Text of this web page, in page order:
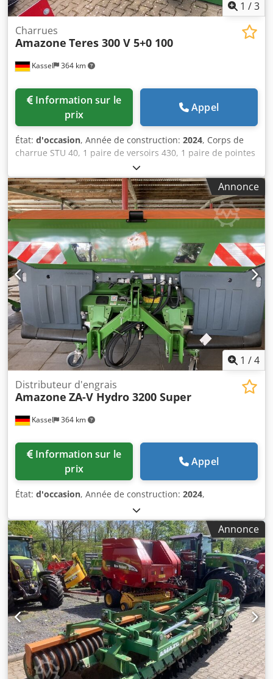
1 /3
Kassel 364 km
Charrues
Amazone Teres 300 V 5+0 100
prix
Appel
État: d'occasion, Année de construction: 2024, Corps de
charrue STU 40, 1 paire de versoirs 430, 1 paire de pointes
de soc HD, 1 paire de tiges d’avant-labour pour hauteur de
cadre 80 mm pour sécurité hydraulique contre les
surcharges, avant-labour M2, 1 paire de supports de
rasettes, rasette disque D 500 crantée avec protège-pièce
d’appui, 1 paire, montage de corps compris. Credjt A
Udyepfx Aafjf
Annonce
1 /4
Kassel 364 km
Distributeur d'engrais
Amazone ZA-V Hydro 3200 Super
prix
Appel
État: d'occasion, Année de construction: 2024,
Annonce